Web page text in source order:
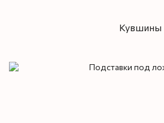
Кувшины